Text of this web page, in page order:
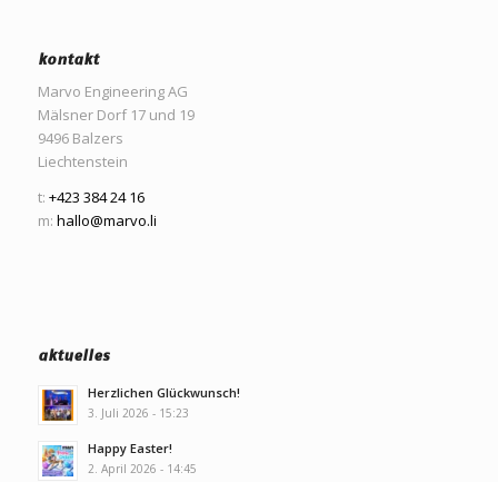
kontakt
Marvo Engineering AG
Mälsner Dorf 17 und 19
9496 Balzers
Liechtenstein
t: +423 384 24 16
m: hallo@marvo.li
aktuelles
Herzlichen Glückwunsch!
3. Juli 2026 - 15:23
Happy Easter!
2. April 2026 - 14:45